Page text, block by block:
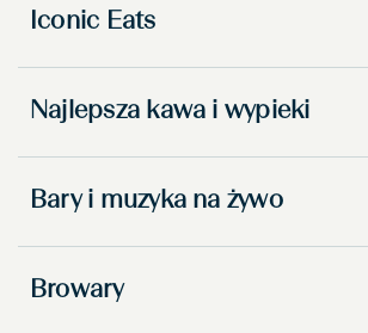
Iconic Eats
Najlepsza kawa i wypieki
Bary i muzyka na żywo
Browary